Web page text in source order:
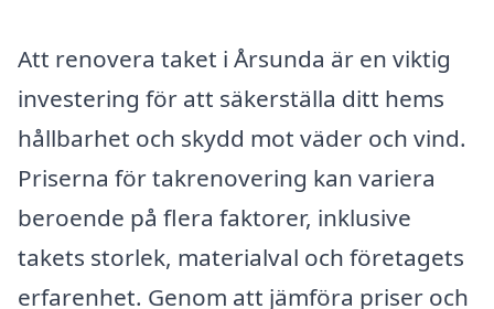
Att renovera taket i Årsunda är en viktig
investering för att säkerställa ditt hems
hållbarhet och skydd mot väder och vind.
Priserna för takrenovering kan variera
beroende på flera faktorer, inklusive
takets storlek, materialval och företagets
erfarenhet. Genom att jämföra priser och